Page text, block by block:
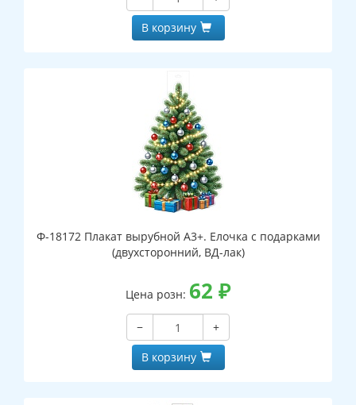
В корзину
Ф-18172 Плакат вырубной А3+. Елочка с подарками
(двухсторонний, ВД-лак)
Цена розн: 62 ₽
−
+
В корзину